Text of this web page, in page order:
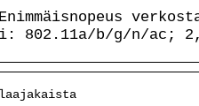
802.11a/b/g/n/ac;